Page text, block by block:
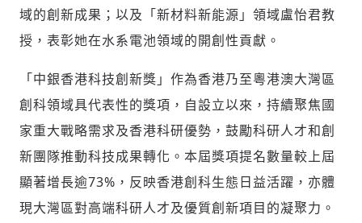
域的創新成果；以及「新材料新能源」領域盧怡君教
授，表彰她在水系電池領域的開創性貢獻。
「中銀香港科技創新獎」作為香港乃至粵港澳大灣區
創科領域具代表性的獎項，自設立以來，持續聚焦國
家重大戰略需求及香港科研優勢，鼓勵科研人才和創
新團隊推動科技成果轉化。本屆獎項提名數量較上屆
顯著增長逾73%，反映香港創科生態日益活躍，亦體
現大灣區對高端科研人才及優質創新項目的凝聚力。